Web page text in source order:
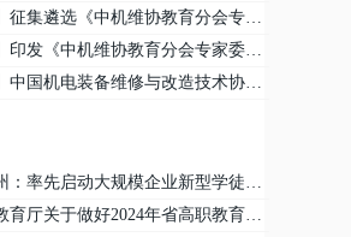
【专家遴选】征集遴选《中机维协教育分会专家委员会专家(特约专家)》通知
【管理办法】印发《中机维协教育分会专家委员会管理办法》通知
【重要会议】中国机电装备维修与改造技术协会召开2023年度工作会议
转：广东广州：率先启动大规模企业新型学徒制培训
转：广东省教育厅关于做好2024年省高职教育现代学徒制试点工作的通知